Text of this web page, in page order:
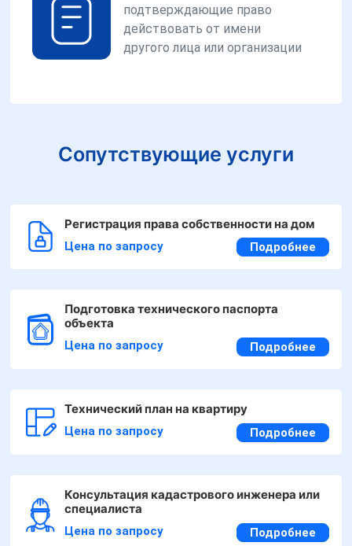
подтверждающие право
действовать от имени
другого лица или организации
Сопутствующие услуги
Регистрация права собственности на дом
Цена по запросу Подробнее
Подготовка технического паспорта
объекта
Цена по запросу Подробнее
Технический план на квартиру
Цена по запросу Подробнее
Консультация кадастрового инженера или
специалиста
Цена по запросу Подробнее